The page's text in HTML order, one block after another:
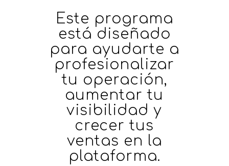
Este programa
está diseñado
para ayudarte a
profesionalizar
tu operación,
aumentar tu
visibilidad y
crecer tus
ventas en la
plataforma.